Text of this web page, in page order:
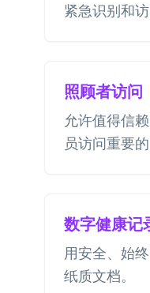
紧急识别和访
照顾者访问
允许值得信
员访问重要
数字健康记
用安全、始
纸质文档。